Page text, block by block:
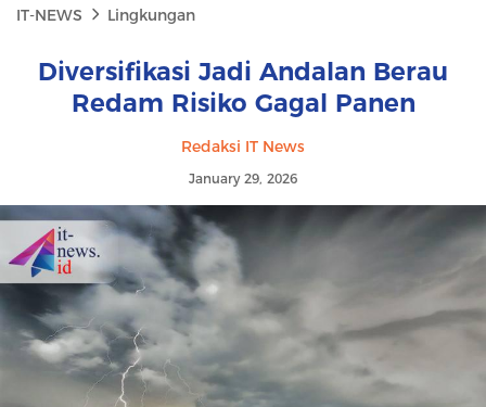
IT-NEWS Lingkungan
Diversifikasi Jadi Andalan Berau
Redam Risiko Gagal Panen
Redaksi IT News
January 29, 2026